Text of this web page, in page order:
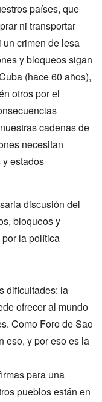
países, que
ni transportar
crimen de lesa
y bloqueos sigan
(hace 60 años),
otros por el
cadenas de
necesitan
estados
discusión del
bloqueos y
la política
dificultades: la
ofrecer al mundo
Como Foro de Sao
eso, y por eso es la
para una
pueblos están en